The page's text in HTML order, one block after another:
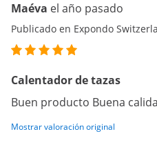
Maéva el año pasado
Publicado en Expondo
Calentador de tazas
Buen producto Buena
Mostrar valoración original